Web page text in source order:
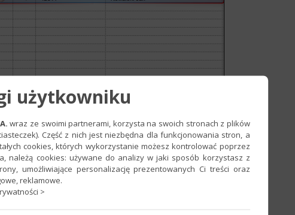
–Zmień znacznik twórz cesję płatności.
użytkowniku
wraz ze swoimi partnerami, korzysta na swoich stronach z plików
Część z nich jest niezbędna dla funkcjonowania stron, a
cookies, których wykorzystanie możesz kontrolować poprzez
należą cookies: używane do analizy w jaki sposób korzystasz z
umożliwiające personalizację prezentowanych Ci treści oraz
reklamowe.
>